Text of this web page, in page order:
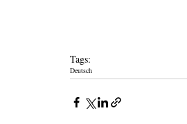
Tags:
Deutsch